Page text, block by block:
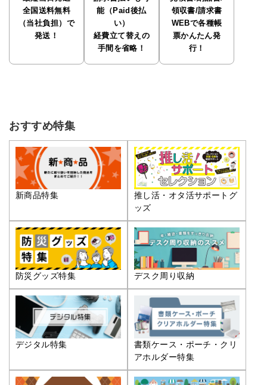
全国送料無料
（当社負担）で
発送！
能（Paid後払
い）
経費立て替えの
手間を省略！
領収書/請求書
WEBで各種帳
票かんたん発
行！
おすすめ特集
新商品特集
推し活・オタ活サポートグ
ッズ
防災グッズ特集 デスク周り収納
デジタル特集
書類ケース・ポーチ・クリ
アホルダー特集